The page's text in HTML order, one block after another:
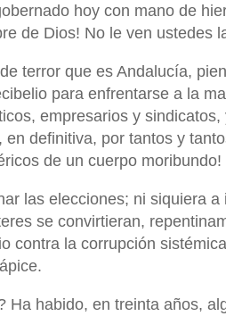
hoy con mano de
de Dios! No le ven ustedes
terror que es Andalucía,
para enfrentarse a la
empresarios y
en definitiva, por tantos y
de un cuerpo moribundo!
las elecciones; ni siquiera a
se convirtieran,
contra la corrupción
habido, en treinta años,